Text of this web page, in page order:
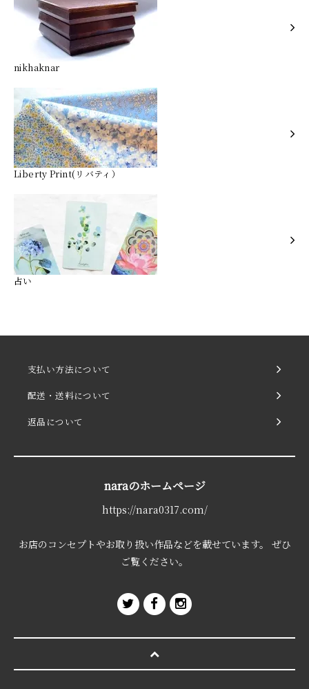
nikhaknar
Liberty Print(リバティ）
占い
支払い方法について
配送・送料について
返品について
naraのホームページ
https://nara0317.com/
お店のコンセプトやお取り扱い作品などを載せています。 ぜひ
ご覧ください。